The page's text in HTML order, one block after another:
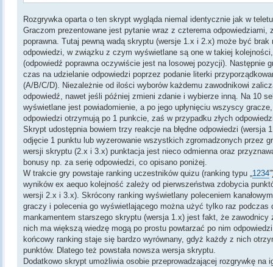
Rozgrywka oparta o ten skrypt wygląda niemal identycznie jak w
Graczom prezentowane jest pytanie wraz z czterema
poprawna. Tutaj pewną wadą skryptu (wersje 1.x i 2.x) może być brak
odpowiedzi, w związku z czym wyświetlane są one w takiej
(odpowiedź poprawna oczywiście jest na losowej pozycji). Następnie
czas na udzielanie odpowiedzi poprzez podanie literki
(A/B/C/D). Niezależnie od ilości wyborów każdemu zawodnikowi
odpowiedź, nawet jeśli później zmieni zdanie i wybierze inną. Na 10
wyświetlane jest powiadomienie, a po jego upłynięciu wszyscy
odpowiedzi otrzymują po 1 punkcie, zaś w przypadku złych
Skrypt udostępnia bowiem trzy reakcje na błędne odpowiedzi (wersja
odjęcie 1 punktu lub wyzerowanie wszystkich zgromadzonych przez
wersji skryptu (2.x i 3.x) punktacja jest nieco odmienna oraz
bonusy np. za serię odpowiedzi, co opisano poniżej.
W trakcie gry powstaje ranking uczestników quizu (ranking typu „1234
wyników ex aequo kolejność zależy od pierwszeństwa zdobycia
wersji 2.x i 3.x). Skrócony ranking wyświetlany poleceniem
graczy i polecenia go wyświetlającego można użyć tylko raz podczas
mankamentem starszego skryptu (wersja 1.x) jest fakt, że
nich ma większą wiedzę mogą po prostu powtarzać po nim
końcowy ranking staje się bardzo wyrównany, gdyż każdy z nich
punktów. Dlatego też powstała nowsza wersja skryptu.
Dodatkowo skrypt umożliwia osobie przeprowadzającej rozgrywkę na